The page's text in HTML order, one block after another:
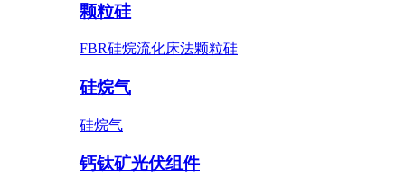
颗粒硅
FBR硅烷流化床法颗粒硅
硅烷气
硅烷气
钙钛矿光伏组件